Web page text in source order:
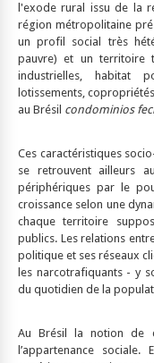
l'exode rural issu de la
région métropolitaine
un profil social très
pauvre) et un territoire
industrielles, habitat
lotissements,
au Brésil condominios
Ces caractéristiques
se retrouvent ailleurs
périphériques par le
croissance selon une
chaque territoire
publics. Les relations
politique et ses réseaux
les narcotrafiquants - y
du quotidien de la
Au Brésil la notion de
l’appartenance